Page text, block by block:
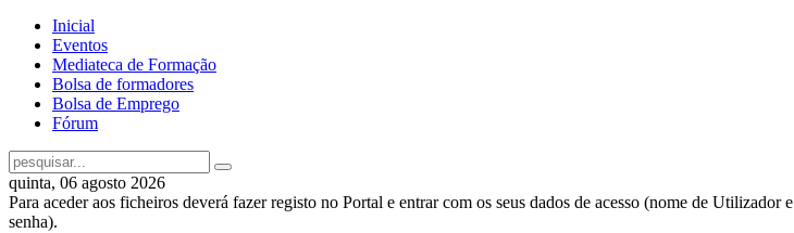
Inicial
Eventos
Mediateca de Formação
Bolsa de formadores
Bolsa de Emprego
Fórum
quinta, 06 agosto 2026
Para aceder aos ficheiros deverá fazer registo no Portal e entrar com os seus dados de acesso (nome de Utilizador e
senha).